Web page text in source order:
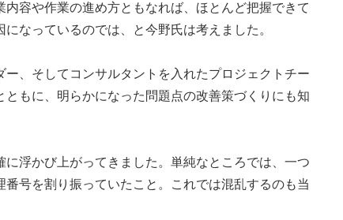
容や作業の進め方ともなれば、ほとんど把握できて
なっているのでは、と今野氏は考えました。
、そしてコンサルタントを入れたプロジェクトチー
もに、明らかになった問題点の改善策づくりにも知
に浮かび上がってきました。単純なところでは、一つ
号を割り振っていたこと。これでは混乱するのも当